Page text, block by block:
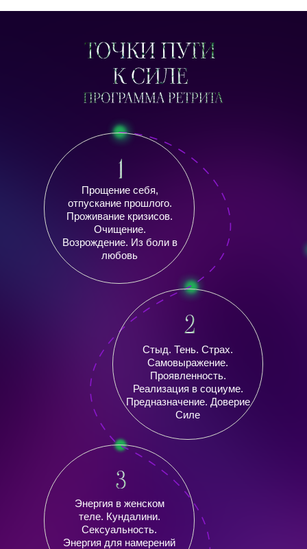
Стыд. Тень. Страх.
Самовыражение.
Проявленность.
Реализация в социуме.
Предназначение. Доверие
Силе
Энергия в женском
теле. Кундалини.
Сексуальность.
Энергия для намерений
Прощение себя,
отпускание прошлого.
Проживание кризисов.
Очищение.
Возрождение. Из боли в
любовь